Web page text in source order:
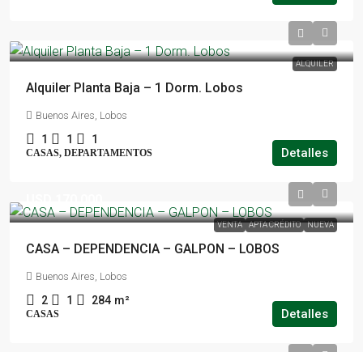
ALQUILER
Alquiler Planta Baja – 1 Dorm. Lobos
Buenos Aires, Lobos
1 1 1
CASAS, DEPARTAMENTOS Detalles
VENTA APTA CRÉDITO NUEVA
CASA – DEPENDENCIA – GALPON – LOBOS
Buenos Aires, Lobos
2 1 284 m²
CASAS Detalles